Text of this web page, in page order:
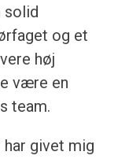
solid
og et
høj
være en
team.
givet mig